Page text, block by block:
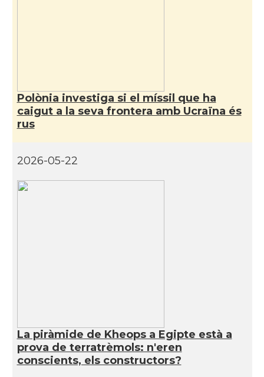
Polònia investiga si el míssil que ha
caigut a la seva frontera amb Ucraïna és
rus
2026-05-22
La piràmide de Kheops a Egipte està a
prova de terratrèmols: n'eren
conscients, els constructors?